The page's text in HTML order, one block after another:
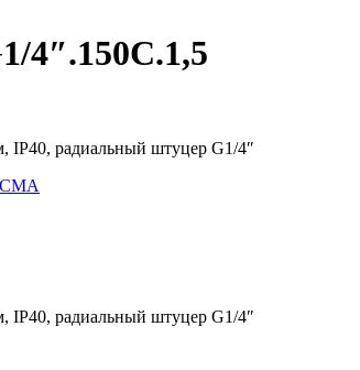
4″.150С.1,5
радиальный штуцер G1/4″
радиальный штуцер G1/4″